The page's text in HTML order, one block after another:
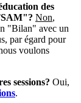
des
Non,
"Bilan" avec un
par égard pour
voulons
sessions? Oui,
.